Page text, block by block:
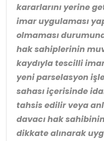
kararlarını yerine
imar uygulaması
olmaması
hak sahiplerinin
kaydıyla tescilli
yeni parselasyon
sahası içerisinde
tahsis edilir veya
davacı hak
dikkate alınarak